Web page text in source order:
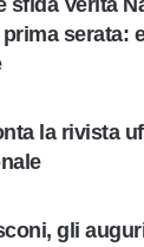
sfida Verità
serata:
la rivista
gli